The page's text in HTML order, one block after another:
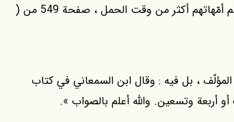
ص 498 ، وحيث أورد جماعةً زعم أنّهم قد حملت بهم أمّهاتهم أكثر من وقت الحمل ، صفحة 549 من (
، بل فيه : وقال ابن السمعاني في كتاب
أربعة وتسعين. والله أعلم بالصواب ».